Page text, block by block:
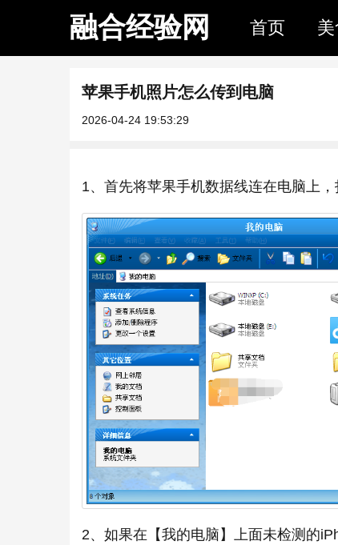
融合经验网 首页
苹果手机照片怎么传到电脑
2026-04-24 19:53:29
1、首先将苹果手机数据线连在电脑上
2、如果在【我的电脑】上面未检测的